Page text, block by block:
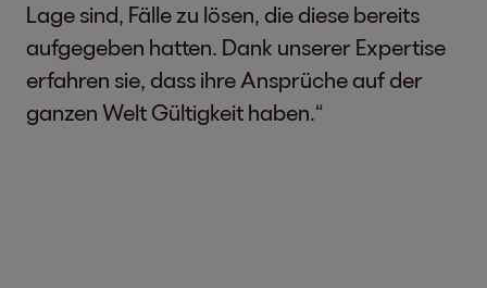
Lage sind, Fälle zu lösen, die diese bereits
aufgegeben hatten. Dank unserer Expertise
erfahren sie, dass ihre Ansprüche auf der
ganzen Welt Gültigkeit haben.“